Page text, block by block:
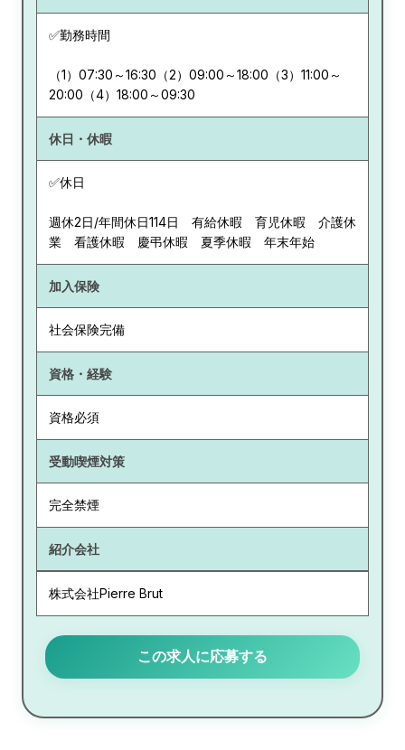
✅勤務時間
（1）07:30～16:30（2）09:00～18:00（3）11:00～
20:00（4）18:00～09:30
休日・休暇
✅休日
週休2日/年間休日114日 有給休暇 育児休暇 介護休
業 看護休暇 慶弔休暇 夏季休暇 年末年始
加入保険
社会保険完備
資格・経験
資格必須
受動喫煙対策
完全禁煙
紹介会社
株式会社Pierre Brut
この求人に応募する